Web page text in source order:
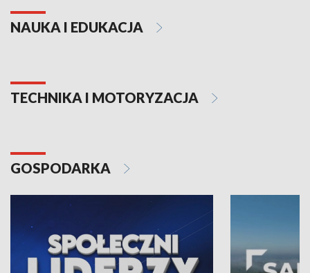
NAUKA I EDUKACJA
TECHNIKA I MOTORYZACJA
GOSPODARKA